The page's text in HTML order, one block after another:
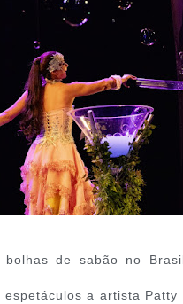
de sabão no
a artista Patty